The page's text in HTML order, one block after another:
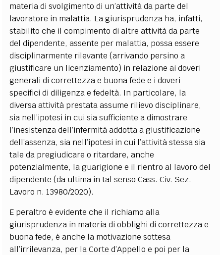
materia di svolgimento di un’attività da parte del
lavoratore in malattia. La giurisprudenza ha, infatti,
stabilito che il compimento di altre attività da parte
del dipendente, assente per malattia, possa essere
disciplinarmente rilevante (arrivando persino a
giustificare un licenziamento) in relazione ai doveri
generali di correttezza e buona fede e i doveri
specifici di diligenza e fedeltà. In particolare, la
diversa attività prestata assume rilievo disciplinare,
sia nell’ipotesi in cui sia sufficiente a dimostrare
l’inesistenza dell’infermità addotta a giustificazione
dell’assenza, sia nell’ipotesi in cui l’attività stessa sia
tale da pregiudicare o ritardare, anche
potenzialmente, la guarigione e il rientro al lavoro del
dipendente (da ultima in tal senso Cass. Civ. Sez.
Lavoro n. 13980/2020).
E peraltro è evidente che il richiamo alla
giurisprudenza in materia di obblighi di correttezza e
buona fede, è anche la motivazione sottesa
all’irrilevanza, per la Corte d’Appello e poi per la